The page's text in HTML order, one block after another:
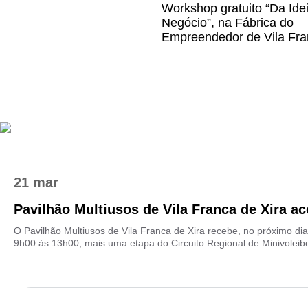
Workshop gratuito “Da
Negócio”, na Fábrica do
Empreendedor de Vila
21 mar
Pavilhão Multiusos de Vila Franca de Xira
O Pavilhão Multiusos de Vila Franca de Xira recebe, no próximo
9h00 às 13h00, mais uma etapa do Circuito Regional de